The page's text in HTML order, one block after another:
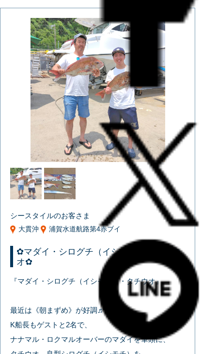
シースタイルのお客さま
大貫沖 浦賀水道航路第4赤ブイ
✿マダイ・シログチ（イシモチ）・タチウ
オ✿
『マダイ・シログチ（イシモチ）・タチウオ』
最近は《朝まずめ》が好調♬
K船長もゲストと2名で、
ナナマル・ロクマルオーバーのマダイを筆頭に、